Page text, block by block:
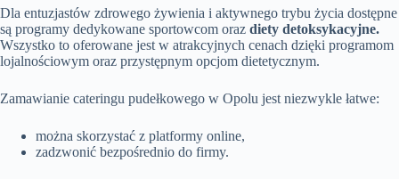
Dla entuzjastów zdrowego żywienia i aktywnego trybu życia dostępne
są programy dedykowane sportowcom oraz diety detoksykacyjne.
Wszystko to oferowane jest w atrakcyjnych cenach dzięki programom
lojalnościowym oraz przystępnym opcjom dietetycznym.
Zamawianie cateringu pudełkowego w Opolu jest niezwykle łatwe:
można skorzystać z platformy online,
zadzwonić bezpośrednio do firmy.